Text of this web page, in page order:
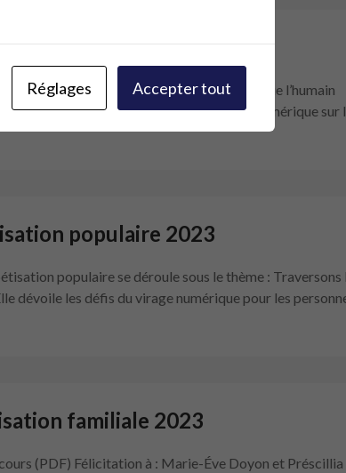
de l’alpha pop «Traversons l’écran : pour que l’humain
vise à dénoncer les impacts du virage numérique
populaire 2023
populaire se déroule sous le thème : Traversons
dévoile les défis du virage numérique pour les
familiale 2023
(PDF) Félicitation à : Marie-Éve Doyon et Préscillia
Réglages Accepter tout